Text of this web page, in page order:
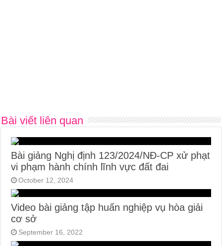
Bài viết liên quan
Bài giảng Nghị định 123/2024/NĐ-CP xử phạt
vi phạm hành chính lĩnh vực đất đai
October 12, 2024
Video bài giảng tập huấn nghiệp vụ hòa giải
cơ sở
September 16, 2022